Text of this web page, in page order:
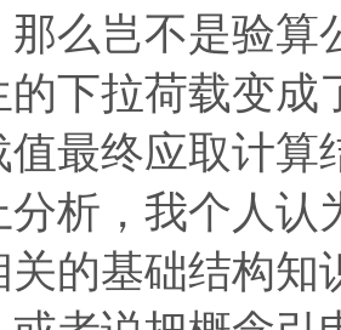
那么岂不是验算
的下拉荷载变
值最终应取计算
分析，我个人认
关的基础结构知